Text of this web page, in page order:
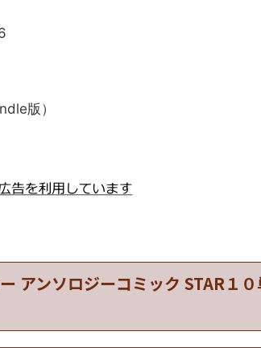
版）
アンソロジーコミック STAR１